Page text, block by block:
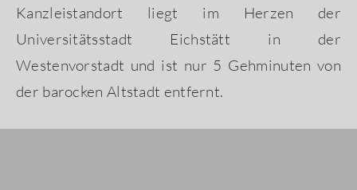
Kanzleistandort liegt im Herzen der
Universitätsstadt Eichstätt in der
Westenvorstadt und ist nur 5 Gehminuten von
der barocken Altstadt entfernt.